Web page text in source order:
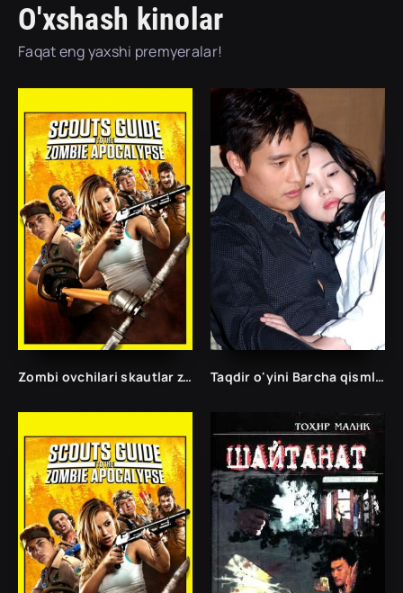
O'xshash kinolar
Faqat eng yaxshi premyeralar!
Zombi ovchilari skautlar zombilarga qarshi Ujas Taqdir o'yini Barcha qismlar